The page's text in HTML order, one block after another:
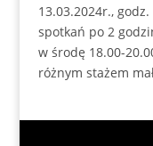
13.03.2024r.,
spotkań po 2
w środę 18.00-
różnym stażem